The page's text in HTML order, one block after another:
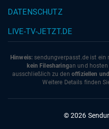
DATENSCHUTZ
LIVE-TV-JETZT.DE
Hinweis: sendungverpasst.de ist ein
kein Filesharingan und hosten
ausschließlich zu den offiziellen
Weitere Details finden
© 2026